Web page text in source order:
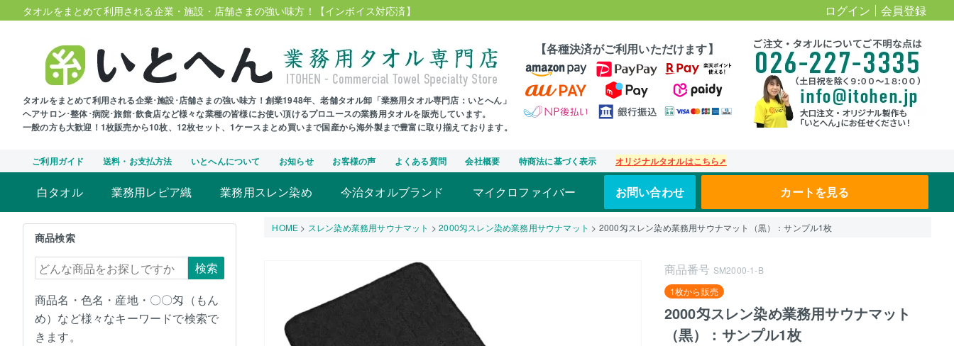
タオルをまとめて利用される企業・施設・店舗さまの強い味方！ 【インボイス対応済】 ログイン 会員登録
タオルをまとめて利用される企業･施設･店舗さまの強い味方！創業1948年、老舗タオル卸「業務用タオル専門店：いとへん」
ヘアサロン･整体･病院･旅館･飲食店など様々な業種の皆様にお使い頂けるプロユースの業務用タオルを販売しています。
一般の方も大歓迎！1枚販売から10枚、12枚セット、1ケースまとめ買いまで国産から海外製まで豊富に取り揃えております。
【各種決済がご利用いただけます】
ご利用ガイド 送料・お支払方法 いとへんについて お知らせ お客様の声 よくある質問 会社概要 特商法に基づく表示 オリジナルタオルはこちら➚
白タオル 業務用レピア織 業務用スレン染め 今治タオルブランド マイクロファイバー お問い合わせ カートを見る
商品検索
検索
商品名・色名・産地・〇〇匁（もん
め）など様々なキーワードで検索で
きます。
HOME スレン染め業務用サウナマット 2000匁スレン染め業務用サウナマット 2000匁スレン染め業務用サウナマット（黒）：サンプル1枚
商品番号 SM2000-1-B
1枚から販売
2000匁スレン染め業務用サウナマット
（黒）：サンプル1枚